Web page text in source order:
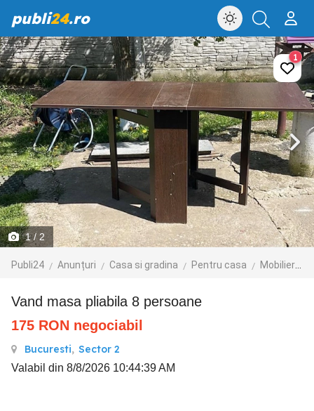
publi24.ro
1/ 2
Publi24 Anunțuri Casa si gradina Pentru casa Mobilier
1
vand masa pliabila 8 persoane
175 RON negociabil
Bucuresti, Sector 2
Valabil din 8/8/2026 10:44:39 AM